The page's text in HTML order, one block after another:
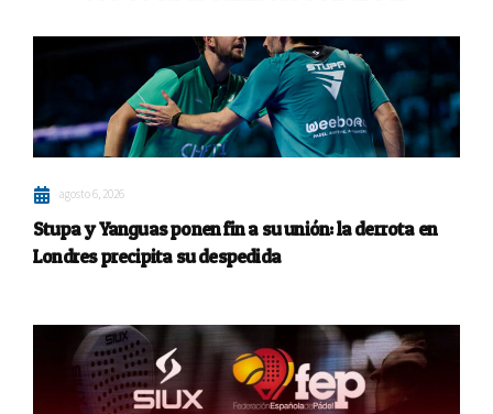
agosto 6, 2026
Stupa y Yanguas ponen fin a su unión: la derrota en
Londres precipita su despedida